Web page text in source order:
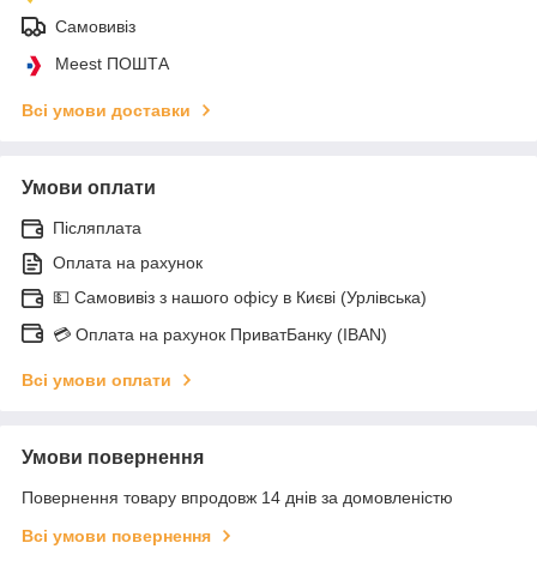
Самовивіз
Meest ПОШТА
Всі умови доставки
Умови оплати
Післяплата
Оплата на рахунок
💵 Самовивіз з нашого офісу в Києві (Урлівська)
💳 Оплата на рахунок ПриватБанку (IBAN)
Всі умови оплати
Умови повернення
Повернення товару впродовж 14 днів за домовленістю
Всі умови повернення